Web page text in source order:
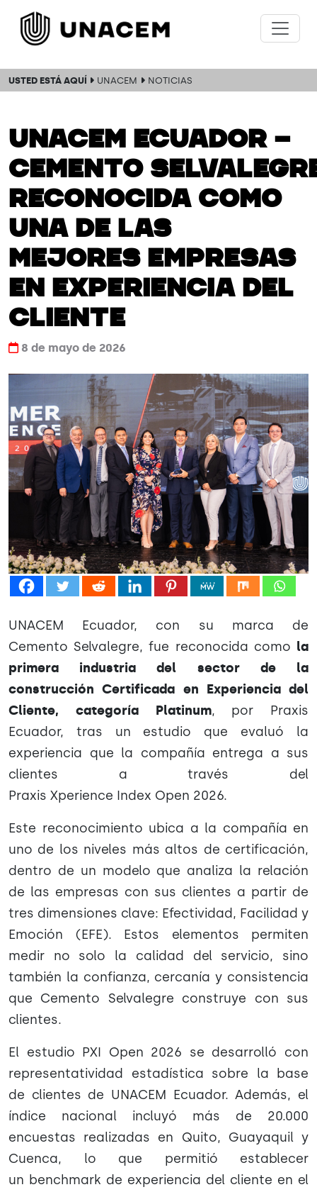
USTED ESTÁ AQUÍ UNACEM NOTICIAS
UNACEM Ecuador –
Cemento
reconocida como
una de las
Mejores Empresas
en Experiencia del
Cliente
8 de mayo de 2026
UNACEM Ecuador, con su marca de
Cemento Selvalegre, fue reconocida como la
primera industria del sector de la
construcción Certificada en Experiencia del
Cliente, categoría Platinum, por Praxis
Ecuador, tras un estudio que evaluó la
experiencia que la compañía entrega a sus
clientes a través del
Praxis Xperience Index Open 2026.
Este reconocimiento ubica a la compañía en
uno de los niveles más altos de certificación,
dentro de un modelo que analiza la relación
de las empresas con sus clientes a partir de
tres dimensiones clave: Efectividad, Facilidad y
Emoción (EFE). Estos elementos permiten
medir no solo la calidad del servicio, sino
también la confianza, cercanía y consistencia
que Cemento Selvalegre construye con sus
clientes.
El estudio PXI Open 2026 se desarrolló con
representatividad estadística sobre la base
de clientes de UNACEM Ecuador. Además, el
índice nacional incluyó más de 20.000
encuestas realizadas en Quito, Guayaquil y
Cuenca, lo que permitió establecer
un benchmark de experiencia del cliente en el